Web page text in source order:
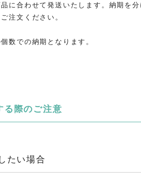
品に合わせて発送いたします。納期を
注文ください。
数での納期となります。
る際のご注意
たい場合